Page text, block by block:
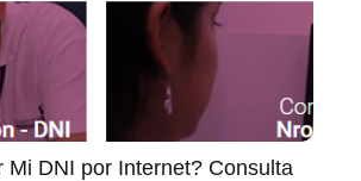
Mi DNI por Internet? Consulta